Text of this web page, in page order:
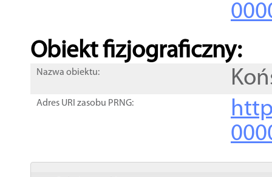
Obiekt fizjograficzny:
Nazwa obiektu:
Adres URI zasobu PRNG: